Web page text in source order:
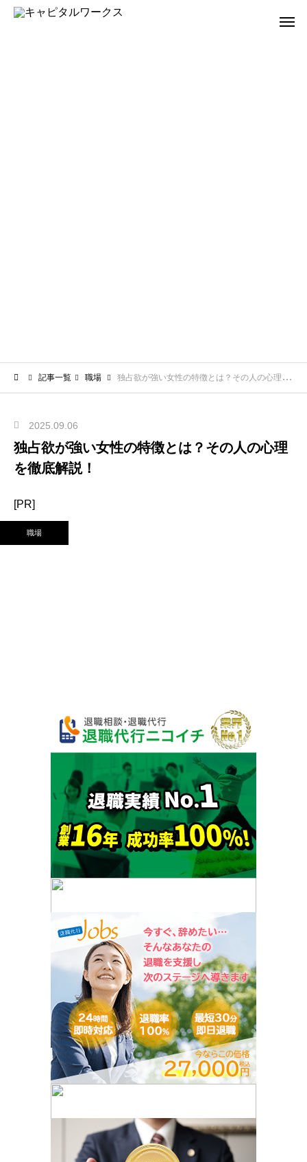
記事一覧 職場 独占欲が強い女性の特徴とは？その人の心理を徹底解説！
2025.09.06
独占欲が強い女性の特徴とは？その人の心理
を徹底解説！
[PR]
職場